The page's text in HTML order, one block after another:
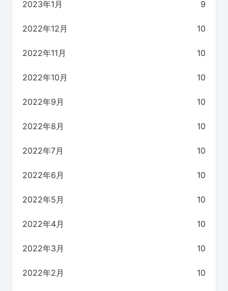
2023年1月 9
2022年12月 10
2022年11月 10
2022年10月 10
2022年9月 10
2022年8月 10
2022年7月 10
2022年6月 10
2022年5月 10
2022年4月 10
2022年3月 10
2022年2月 10